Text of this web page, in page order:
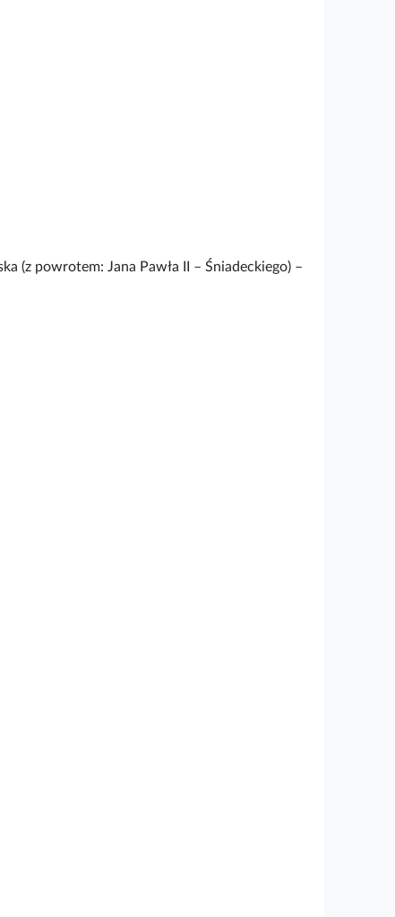
(z powrotem: Jana Pawła II – Śniadeckiego) –